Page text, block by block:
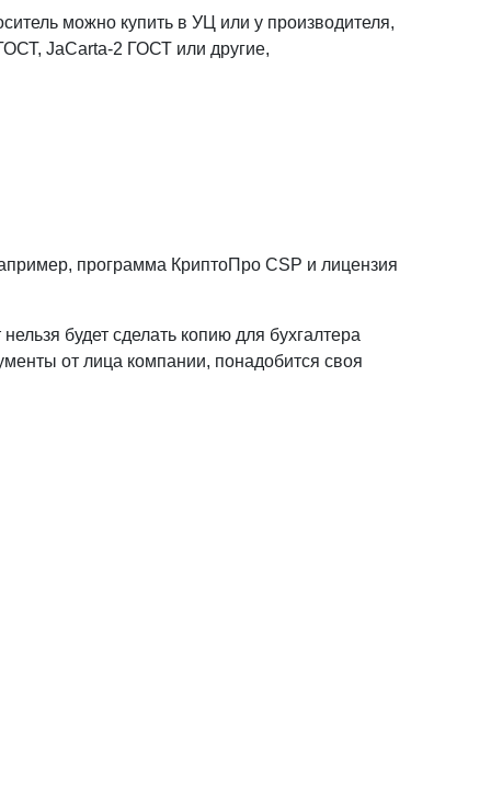
можно купить в УЦ или у производителя,
JaCarta-2 ГОСТ или другие,
программа КриптоПро CSP и лицензия
будет сделать копию для бухгалтера
от лица компании, понадобится своя